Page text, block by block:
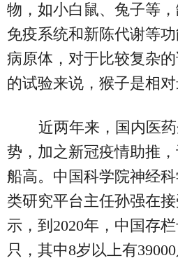
物，如小白鼠、兔子等，
免疫系统和新陈代谢等
病原体，对于比较复杂
的试验来说，猴子是相对
近两年来，国内医
势，加之新冠疫情助推
船高。中国科学院神经
类研究平台主任孙强在
示，到2020年，中国存
只，其中8岁以上有